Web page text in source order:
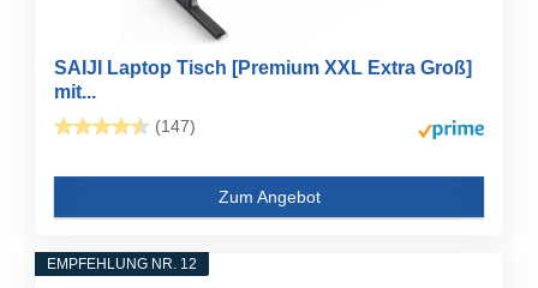
SAIJI Laptop Tisch [Premium XXL Extra Groß]
mit...
(147)
Zum Angebot
EMPFEHLUNG NR. 12